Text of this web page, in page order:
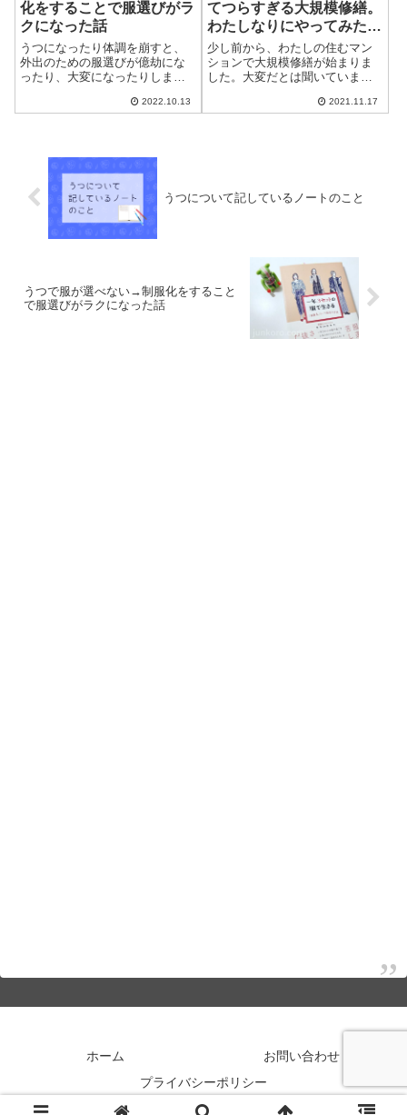
化をすることで服選びがラ
クになった話
うつになったり体調を崩すと、
外出のための服選びが億劫にな
ったり、大変になったりしませ
しには、大きな問題でした。そ
だけでなく、精神...
2022.10.13
てつらすぎる大規模修繕。
わたしなりにやってみたこ
と
少し前から、わたしの住むマン
ションで大規模修繕が始まりま
した。大変だとは聞いていまし
す。過敏さのある人や、HSPの
2021.11.17
うつについて記しているノートのこと
うつで服が選べない→制服化をすること
で服選びがラクになった話
ホーム
お問い合わせ
プライバシーポリシー